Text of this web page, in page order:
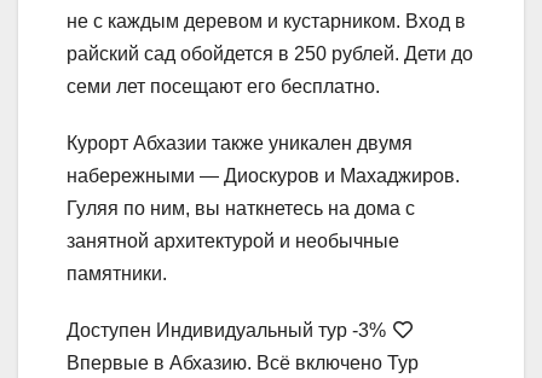
не с каждым деревом и кустарником. Вход в
райский сад обойдется в 250 рублей. Дети до
семи лет посещают его бесплатно.
Курорт Абхазии также уникален двумя
набережными — Диоскуров и Махаджиров.
Гуляя по ним, вы наткнетесь на дома с
занятной архитектурой и необычные
памятники.
Доступен Индивидуальный тур -3%
Впервые в Абхазию. Всё включено Тур